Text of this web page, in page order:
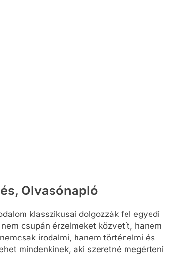
Olvasónapló
klasszikusai dolgozzák fel egyedi
csupán érzelmeket közvetít, hanem
irodalmi, hanem történelmi és
mindenkinek, aki szeretné megérteni